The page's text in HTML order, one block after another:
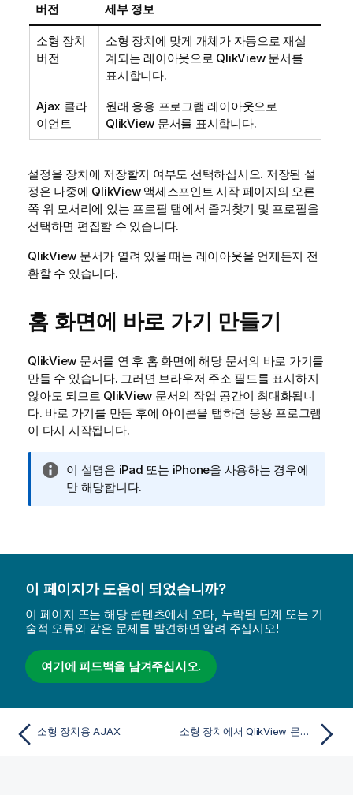
버전 세부 정보
소형 장치
버전
소형 장치에 맞게 개체가 자동으로 재설
계되는 레이아웃으로 QlikView 문서를
표시합니다.
Ajax 클라
이언트
원래 응용 프로그램 레이아웃으로
QlikView 문서를 표시합니다.
설정을 장치에 저장할지 여부도 선택하십시오. 저장된 설
정은 나중에 QlikView 액세스포인트 시작 페이지의 오른
쪽 위 모서리에 있는 프로필 탭에서 즐겨찾기 및 프로필을
선택하면 편집할 수 있습니다.
QlikView 문서가 열려 있을 때는 레이아웃을 언제든지 전
환할 수 있습니다.
홈 화면에 바로 가기 만들기
QlikView 문서를 연 후 홈화면에 해당 문서의 바로 가기를
만들 수 있습니다. 그러면 브라우저 주소 필드를 표시하지
않아도 되므로 QlikView 문서의 작업 공간이 최대화됩니
다. 바로 가기를 만든 후에 아이콘을 탭하면 응용 프로그램
이 다시 시작됩니다.
정
보
이 설명은 iPad 또는 iPhone을 사용하는 경우에
만 해당합니다.
이 페이지가 도움이 되었습니까?
이 페이지 또는 해당 콘텐츠에서 오타, 누락된 단계 또는 기
술적 오류와 같은 문제를 발견하면 알려 주십시오!
여기에 피드백을 남겨주십시오.
소형 장치용 AJAX 소형 장치에서 QlikView 문서 작업